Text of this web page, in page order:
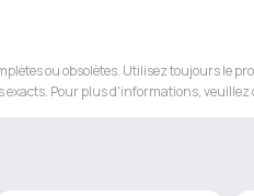
ou obsolètes. Utilisez toujours le
Pour plus d'informations, veuillez